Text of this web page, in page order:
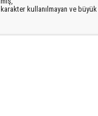
kullanılmayan ve